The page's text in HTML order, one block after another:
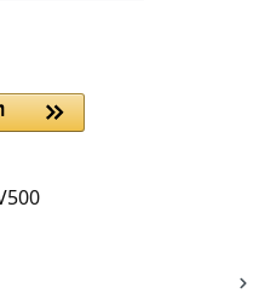
Wert ein oder benutze